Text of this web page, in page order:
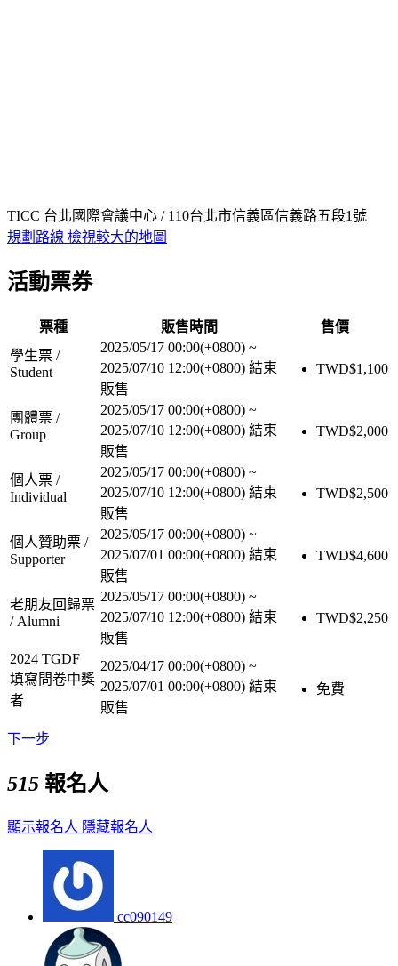
TICC 台北國際會議中心 / 110台北市信義區信義路五段1號
規劃路線 檢視較大的地圖
活動票券
票種 販售時間
售價
學生票 /
Student
2025/05/17 00:00(+0800) ~
2025/07/10 12:00(+0800) 結束
販售
TWD$1,100
團體票 /
Group
2025/05/17 00:00(+0800) ~
2025/07/10 12:00(+0800) 結束
販售
TWD$2,000
個人票 /
Individual
2025/05/17 00:00(+0800) ~
2025/07/10 12:00(+0800) 結束
販售
TWD$2,500
個人贊助票 /
Supporter
2025/05/17 00:00(+0800) ~
2025/07/01 00:00(+0800) 結束
販售
TWD$4,600
老朋友回歸票
/ Alumni
2025/05/17 00:00(+0800) ~
2025/07/10 12:00(+0800) 結束
販售
TWD$2,250
2024 TGDF
填寫問卷中獎
者
2025/04/17 00:00(+0800) ~
2025/07/01 00:00(+0800) 結束
販售
免費
下一步
515 報名人
顯示報名人 隱藏報名人
cc090149